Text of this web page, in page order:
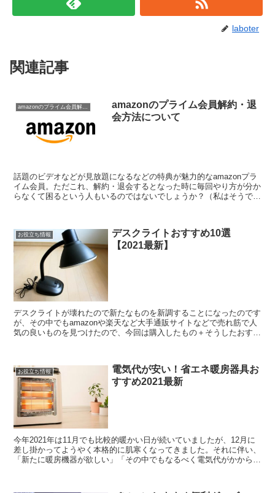
laboter
関連記事
amazonのプライム会員解約・退会方法について
amazonのプライム会員解約・退
会方法について
話題のビデオなどが見放題になるなどの特典が魅力的なamazonプラ
イム会員。ただこれ、解約・退会するとなった時に毎回やり方が分か
らなくて困るという人もいるのではないでしょうか？（私はそうで
お役立ち情報
デスクライトおすすめ10選
【2021最新】
デスクライトが壊れたので新たなものを新調することになったのです
が、その中でもamazonや楽天など大手通販サイトなどで売れ筋で人
気の良いものを見つけたので、今回は購入したもの＋そうしたおすす
お役立ち情報
電気代が安い！省エネ暖房器具お
すすめ2021最新
今年2021年は11月でも比較的暖かい日が続いていましたが、12月に
差し掛かってようやく本格的に肌寒くなってきました。それに伴い、
「新たに暖房機器が欲しい」「その中でもなるべく電気代がかからな